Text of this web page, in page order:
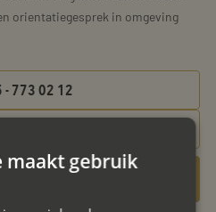
orientatiegesprek in omgeving
- 773 02 12
aanvragen
maakt gebruik